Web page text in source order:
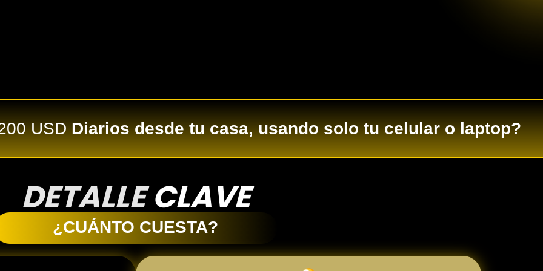
USDDiarios desde tu casa, usando solo tu celular o laptop?
DETALLECLAVE
¿CUÁNTO CUESTA?